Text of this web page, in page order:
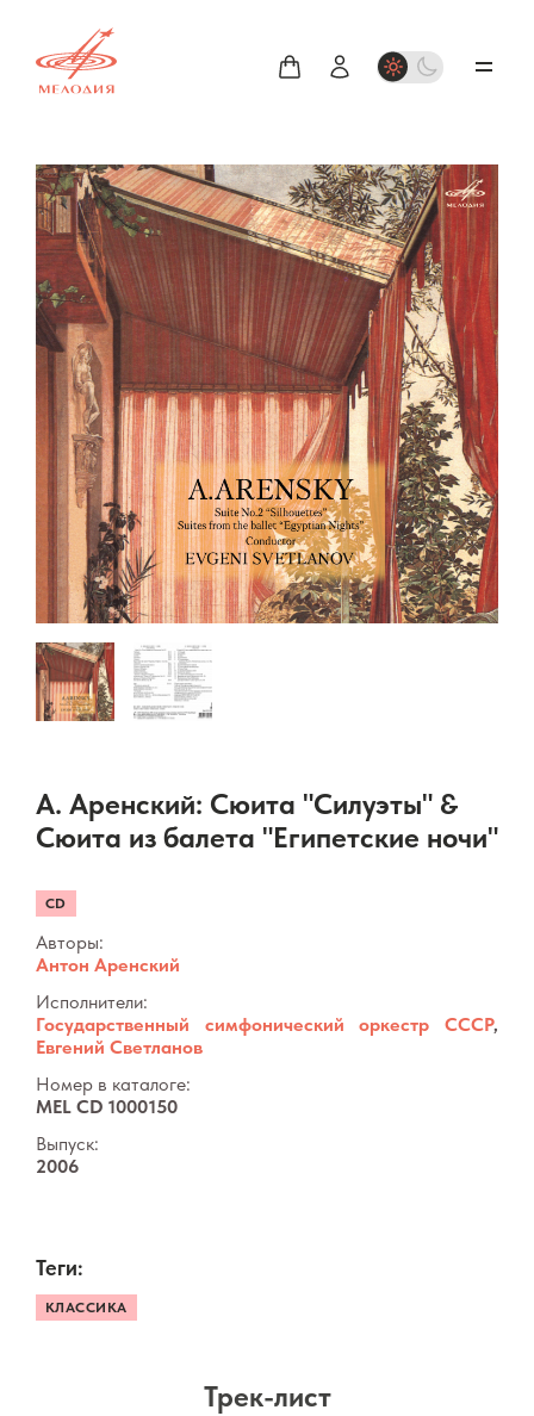
А. Аренский: Сюита "Силуэты" &
Сюита из балета "Египетские ночи"
CD
Авторы:
Антон Аренский
Исполнители:
Государственный симфонический оркестр СССР,
Евгений Светланов
Номер в каталоге:
MEL CD 1000150
Выпуск:
2006
Теги:
КЛАССИКА
Трек-лист